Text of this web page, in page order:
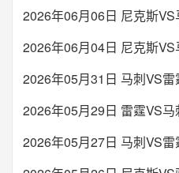
2026年05月31日 马刺VS雷
2026年05月29日 雷霆VS马
2026年05月27日 马刺VS雷